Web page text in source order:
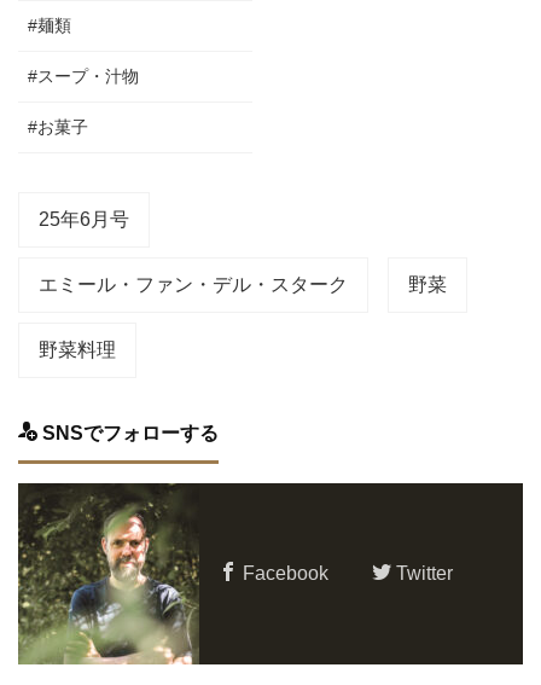
#麺類
#スープ・汁物
#お菓子
25年6月号
エミール・ファン・デル・スターク 野菜
野菜料理
SNSでフォローする
Facebook Twitter